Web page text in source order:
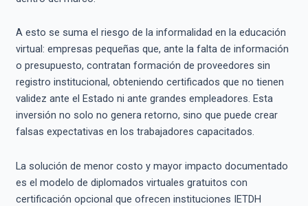
A esto se suma el riesgo de la informalidad en la educación
virtual: empresas pequeñas que, ante la falta de información
o presupuesto, contratan formación de proveedores sin
registro institucional, obteniendo certificados que no tienen
validez ante el Estado ni ante grandes empleadores. Esta
inversión no solo no genera retorno, sino que puede crear
falsas expectativas en los trabajadores capacitados.
La solución de menor costo y mayor impacto documentado
es el modelo de diplomados virtuales gratuitos con
certificación opcional que ofrecen instituciones IETDH